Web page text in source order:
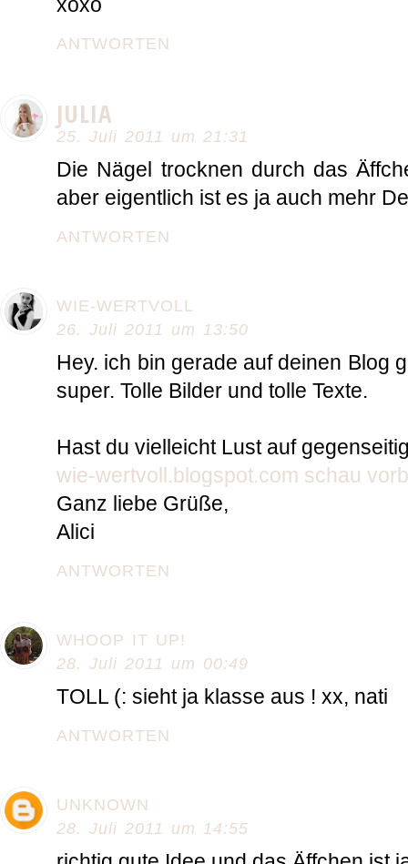
ANTWORTEN
JULIA
25. Juli 2011 um 21:31
Die Nägel trocknen durch das
aber eigentlich ist es ja auch mehr
ANTWORTEN
WIE-WERTVOLL
26. Juli 2011 um 13:50
Hey. ich bin gerade auf deinen Blog
super. Tolle Bilder und tolle Texte.
Hast du vielleicht Lust auf
wie-wertvoll.blogspot.com schau
Ganz liebe Grüße,
Alici
ANTWORTEN
WHOOP IT UP!
28. Juli 2011 um 00:49
TOLL (: sieht ja klasse aus ! xx, nati
ANTWORTEN
UNKNOWN
28. Juli 2011 um 14:55